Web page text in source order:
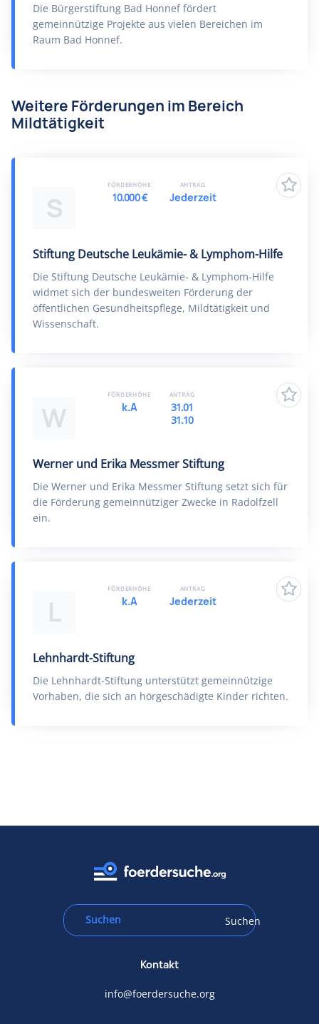
Die Bürgerstiftung Bad Honnef fördert
gemeinnützige Projekte aus vielen Bereichen im
Raum Bad Honnef.
Weitere Förderungen im Bereich
Mildtätigkeit
S
Stiftung Deutsche Leukämie- & Lymphom-Hilfe
Die Stiftung Deutsche Leukämie- & Lymphom-Hilfe
widmet sich der bundesweiten Förderung der
öffentlichen Gesundheitspflege, Mildtätigkeit und
Wissenschaft.
FÖRDERHÖHE
10.000 €
ANTRAG
Jederzeit
W
Werner und Erika Messmer Stiftung
Die Werner und Erika Messmer Stiftung setzt sich für
die Förderung gemeinnütziger Zwecke in Radolfzell
ein.
FÖRDERHÖHE
k.A
ANTRAG
31.01
31.10
L
Lehnhardt-Stiftung
Die Lehnhardt-Stiftung unterstützt gemeinnützige
Vorhaben, die sich an hörgeschädigte Kinder richten.
FÖRDERHÖHE
k.A
ANTRAG
Jederzeit
Suchen
Kontakt
info@foerdersuche.org